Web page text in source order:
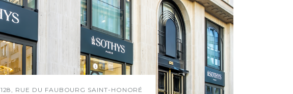
128, RUE DU FAUBOURG SAINT-HONORÉ